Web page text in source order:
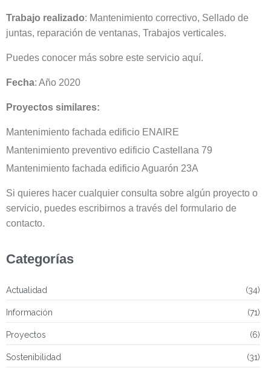
Trabajo realizado: Mantenimiento correctivo, Sellado de
juntas, reparación de ventanas, Trabajos verticales.
Puedes conocer más sobre este servicio aquí.
Fecha: Año 2020
Proyectos similares:
Mantenimiento fachada edificio ENAIRE
Mantenimiento preventivo edificio Castellana 79
Mantenimiento fachada edificio Aguarón 23A
Si quieres hacer cualquier consulta sobre algún proyecto o
servicio, puedes escribirnos a través del formulario de
contacto.
Categorías
Actualidad (34)
Información (71)
Proyectos (6)
Sostenibilidad (31)